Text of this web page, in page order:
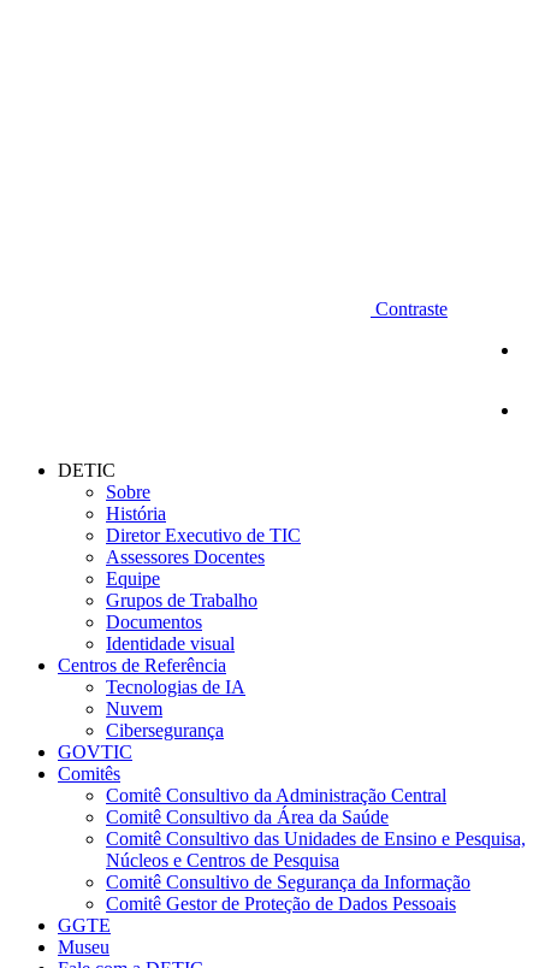
Contraste
DETIC
Sobre
História
Diretor Executivo de TIC
Assessores Docentes
Equipe
Grupos de Trabalho
Documentos
Identidade visual
Centros de Referência
Tecnologias de IA
Nuvem
Cibersegurança
GOVTIC
Comitês
Comitê Consultivo da Administração Central
Comitê Consultivo da Área da Saúde
Comitê Consultivo das Unidades de Ensino e Pesquisa,
Núcleos e Centros de Pesquisa
Comitê Consultivo de Segurança da Informação
Comitê Gestor de Proteção de Dados Pessoais
GGTE
Museu